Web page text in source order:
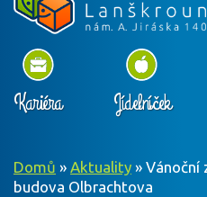
Kariéra Jídelníček
Domů » Aktuality » Vánoční
budova Olbrachtova